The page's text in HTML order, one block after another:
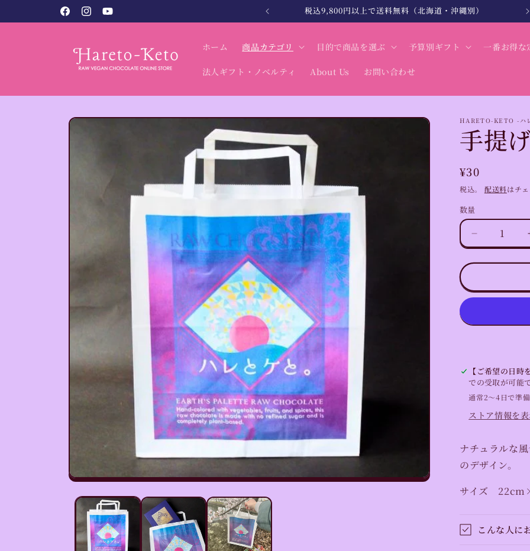
FacebookInstagram
YouTube
北海道・沖縄は税込12,000円以上で送料無料
ホーム 商品カテゴリ 目的で商品を選ぶ 予算別ギフト 一番お得な
法人ギフト・ノベルティ About Us お問い合わせ
商品情報
モ
ダ
で
メ
HARETO-KETO -ハ
手提
通
常
価
格
¥30
税込。 配送料はチ
数
量
数量
紙
の
を
減
ら
す
【ご希望の日
での受取が可能で
通常2〜4日で準
ストア情報を
ナチュラルな
のデザイン。
サイズ
こんな人に